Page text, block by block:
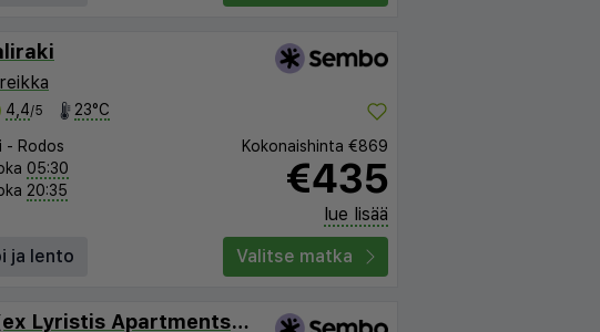
4,4/5 23°C
- Rodos
05:30
20:35
Kokonaishinta €869
€435
lue lisää
ja lento
Valitse matka
Casa Lyristis (ex Lyristis Apartments Plus)